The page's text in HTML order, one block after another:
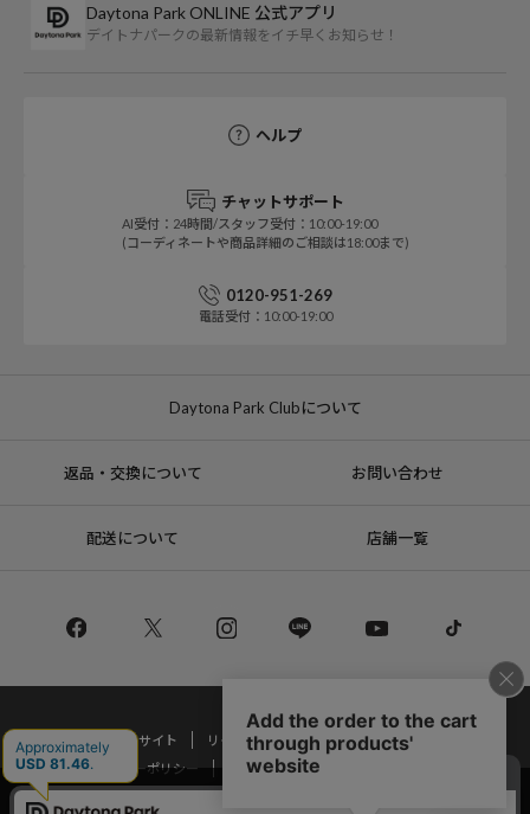
Daytona Park ONLINE 公式アプリ
デイトナパークの最新情報をイチ早くお知らせ！
ヘルプ
チャットサポート
AI受付：24時間/スタッフ受付：10:00-19:00
(コーディネートや商品詳細のご相談は18:00まで)
0120-951-269
電話受付：10:00-19:00
Daytona Park Clubについて
返品・交換について お問い合わせ
配送について 店舗一覧
コーポレートサイト リクルート
サステナブルマークについて
プライバシーポリシー
特定商取引法・古物営業法に基づく表記
当サイトでは利用体験の向上およびコンテンツの最適な提供、トラフィック